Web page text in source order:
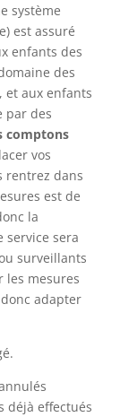
système
est assuré
enfants des
des
et aux enfants
par des
comptons
vos
rentrez dans
est de
la
service sera
surveillants
les mesures
adapter
déjà effectués